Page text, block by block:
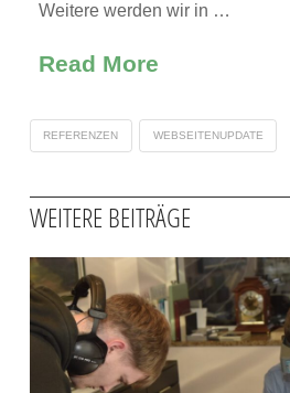
Weitere werden wir in …
Read More
REFERENZEN WEBSEITENUPDATE
WEITERE BEITRÄGE